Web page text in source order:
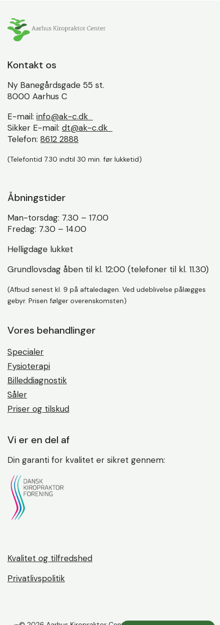
Kontakt os
Ny Banegårdsgade 55 st.
8000 Aarhus C
E-mail: info@ak-c.dk
Sikker E-mail: dt@ak-c.dk
Telefon: 8612 2888
(Telefontid 7.30 indtil 30 min. før lukketid)
Åbningstider
Man-torsdag: 7.30 – 17.00
Fredag: 7.30 – 14.00
Helligdage lukket
Grundlovsdag åben til kl. 12:00 (telefoner til kl. 11.30)
(Afbud senest kl. 9 på aftaledagen. Ved udeblivelse pålægges
gebyr. Prisen følger overenskomsten)
Vores behandlinger
Specialer
Fysioterapi
Billeddiagnostik
Såler
Priser og tilskud
Vi er en del af
Din garanti for kvalitet er sikret gennem:
Kvalitet og tilfredshed
Privatlivspolitik